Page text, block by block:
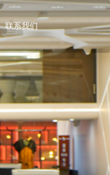
联系我们